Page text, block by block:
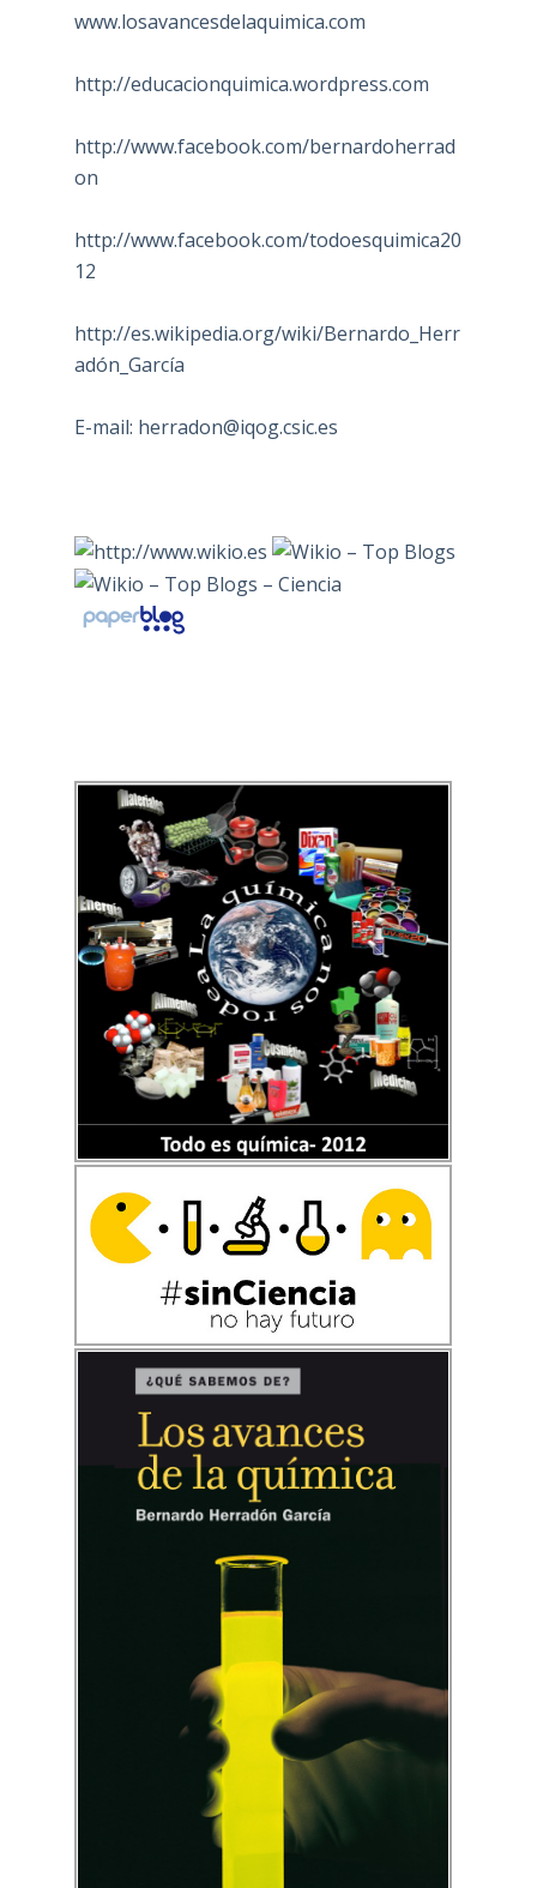
www.losavancesdelaquimica.com
http://educacionquimica.wordpress.com
http://www.facebook.com/bernardoherrad
on
http://www.facebook.com/todoesquimica20
12
http://es.wikipedia.org/wiki/Bernardo_Herr
adón_García
E-mail: herradon@iqog.csic.es